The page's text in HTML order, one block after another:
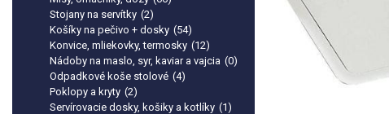
Stojany na servítky (2)
Košíky na pečivo + dosky (54)
Konvice, mliekovky, termosky (12)
Nádoby na maslo, syr, kaviar a vajcia (0)
Odpadkové koše stolové (4)
Poklopy a kryty (2)
Servírovacie dosky, košiky a kotlíky (1)